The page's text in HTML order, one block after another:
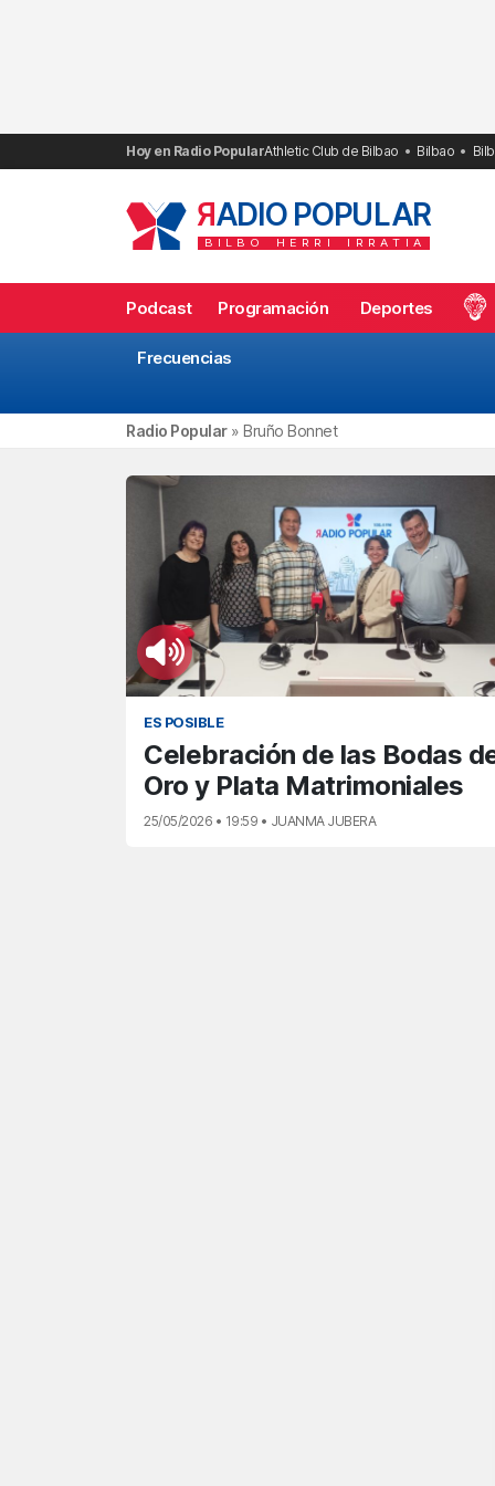
Hoy en Radio PopularAthletic Club de Bilbao Bilbao
RADIO POPULAR
BILBO HERRI IRRATIA
Podcast Programación Deportes
Frecuencias
Radio Popular» Bruño Bonnet
ES POSIBLE
Celebración de las Bodas
Oro y Plata Matrimoniales
25/05/2026 • 19:59 • JUANMA JUBERA